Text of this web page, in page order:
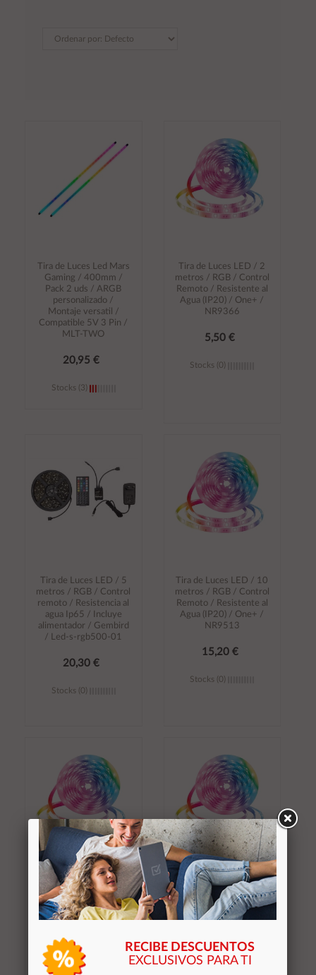
Tira de Luces Led Mars
Gaming / 400mm /
Pack 2 uds / ARGB
personalizado /
Montaje versatil /
Compatible 5V 3 Pin /
MLT-TWO
20,95 €
Stocks (3)
Tira de Luces LED / 2
metros / RGB / Control
Remoto / Resistente al
Agua (IP20) / One+ /
NR9366
5,50 €
Stocks (0)
carrito
Tira de Luces LED / 5
metros / RGB / Control
remoto / Resistencia al
agua Ip65 / Incluye
alimentador / Gembird
/ Led-s-rgb500-01
20,30 €
Stocks (0)
carrito
Tira de Luces LED / 10
metros / RGB / Control
Remoto / Resistente al
Agua (IP20) / One+ /
NR9513
15,20 €
Stocks (0)
carrito
Tira de Luces LED / 5
metros / RGB / Control
Remoto / Resistente al
Agua (IP20) / MTK /
8,30 €
Tira de Luces LED / 3
metros / RGB / Control
Remoto / Resistente al
Agua (IP20) / MTK /
6,30 €
RECIBE DESCUENTOS
EXCLUSIVOS PARA TI